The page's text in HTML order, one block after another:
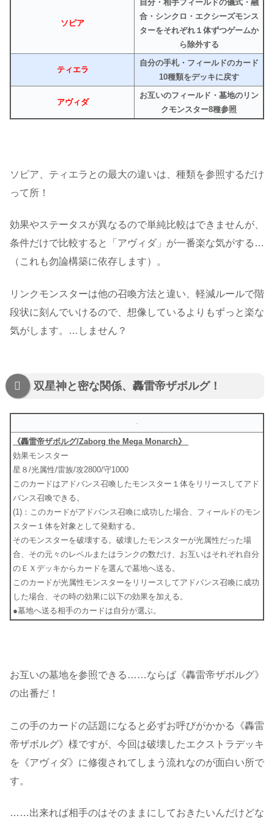
ソピア
自分・相手フィールドの儀式・融
合・シンクロ・エクシーズモンス
ターをそれぞれ１体ずつゲームか
ら除外する
ティエラ
自分の手札・フィールドのカード
10種類をデッキに戻す
アヴィダ
お互いのフィールド・墓地のリン
クモンスター8種参照
ソピア、ティエラとの最大の違いは、種類を参照するだけ
って所！
効果やステータスが異なるので単純比較はできませんが、
条件だけで比較すると「アヴィダ」が一番楽な気がする…
（これも勿論構築に依存します）。
リンクモンスターは他の召喚方法と違い、軽減ルールで階
段状に刻んでいけるので、想像しているよりもずっと楽な
気がします。…しません？
双星神と密な関係、轟雷帝ザボルグ！
《轟雷帝ザボルグ/Zaborg the Mega Monarch》
効果モンスター
星８/光属性/雷族/攻2800/守1000
このカードはアドバンス召喚したモンスター１体をリリースしてアド
バンス召喚できる。
(1)：このカードがアドバンス召喚に成功した場合、フィールドのモン
スター１体を対象として発動する。
そのモンスターを破壊する。破壊したモンスターが光属性だった場
合、その元々のレベルまたはランクの数だけ、お互いはそれぞれ自分
のＥＸデッキからカードを選んで墓地へ送る。
このカードが光属性モンスターをリリースしてアドバンス召喚に成功
した場合、その時の効果に以下の効果を加える。
●墓地へ送る相手のカードは自分が選ぶ。
お互いの墓地を参照できる……ならば《轟雷帝ザボルグ》
の出番だ！
この手のカードの話題になると必ずお呼びがかかる《轟雷
帝ザボルグ》様ですが、今回は破壊したエクストラデッキ
を《アヴィダ》に修復されてしまう流れなのが面白い所で
す。
……出来れば相手のはそのままにしておきたいんだけどな